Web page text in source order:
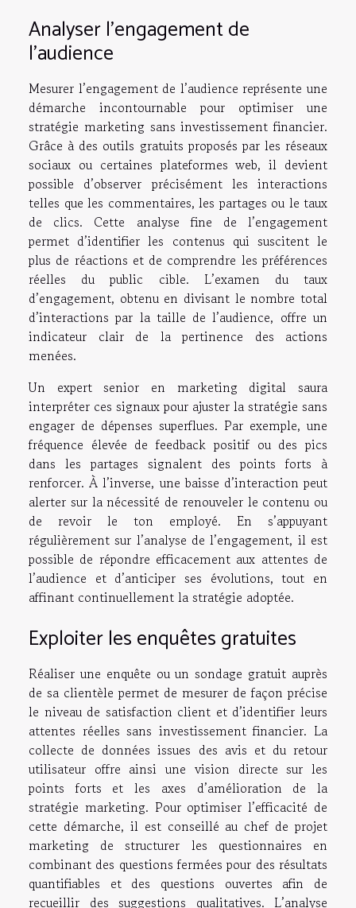
Analyser l’engagement de
l’audience
Mesurer l’engagement de l’audience représente une
démarche incontournable pour optimiser une
stratégie marketing sans investissement financier.
Grâce à des outils gratuits proposés par les réseaux
sociaux ou certaines plateformes web, il devient
possible d’observer précisément les interactions
telles que les commentaires, les partages ou le taux
de clics. Cette analyse fine de l’engagement
permet d’identifier les contenus qui suscitent le
plus de réactions et de comprendre les préférences
réelles du public cible. L’examen du taux
d’engagement, obtenu en divisant le nombre total
d’interactions par la taille de l’audience, offre un
indicateur clair de la pertinence des actions
menées.
Un expert senior en marketing digital saura
interpréter ces signaux pour ajuster la stratégie sans
engager de dépenses superflues. Par exemple, une
fréquence élevée de feedback positif ou des pics
dans les partages signalent des points forts à
renforcer. À l’inverse, une baisse d’interaction peut
alerter sur la nécessité de renouveler le contenu ou
de revoir le ton employé. En s’appuyant
régulièrement sur l’analyse de l’engagement, il est
possible de répondre efficacement aux attentes de
l’audience et d’anticiper ses évolutions, tout en
affinant continuellement la stratégie adoptée.
Exploiter les enquêtes gratuites
Réaliser une enquête ou un sondage gratuit auprès
de sa clientèle permet de mesurer de façon précise
le niveau de satisfaction client et d’identifier leurs
attentes réelles sans investissement financier. La
collecte de données issues des avis et du retour
utilisateur offre ainsi une vision directe sur les
points forts et les axes d’amélioration de la
stratégie marketing. Pour optimiser l’efficacité de
cette démarche, il est conseillé au chef de projet
marketing de structurer les questionnaires en
combinant des questions fermées pour des résultats
quantifiables et des questions ouvertes afin de
recueillir des suggestions qualitatives. L’analyse